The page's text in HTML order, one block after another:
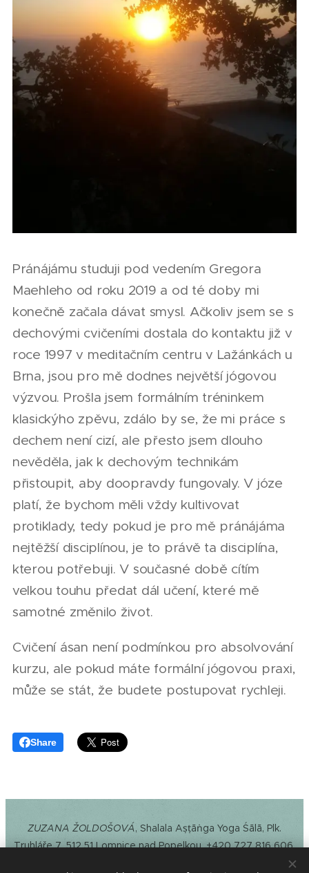
Pránájámu studuji pod vedením Gregora
Maehleho od roku 2019 a od té doby mi
konečně začala dávat smysl. Ačkoliv jsem se s
dechovými cvičeními dostala do kontaktu již v
roce 1997 v meditačním centru v Lažánkách u
Brna, jsou pro mě dodnes největší jógovou
výzvou. Prošla jsem formálním tréninkem
klasickýho zpěvu, zdálo by se, že mi práce s
dechem není cizí, ale přesto jsem dlouho
nevěděla, jak k dechovým technikám
přistoupit, aby doopravdy fungovaly. V józe
platí, že bychom měli vždy kultivovat
protiklady, tedy pokud je pro mě pránájáma
nejtěžší disciplínou, je to právě ta disciplína,
kterou potřebuji. V současné době cítím
velkou touhu předat dál učení, které mě
samotné změnilo život.
Cvičení ásan není podmínkou pro absolvování
kurzu, ale pokud máte formální jógovou praxi,
může se stát, že budete postupovat rychleji.
Share
ZUZANA ŽOLDOŠOVÁ, Shalala Aṣṭāṅga Yoga Śālā, Plk.
Truhláře 7, 512 51 Lomnice nad Popelkou, +420 727 816 606,